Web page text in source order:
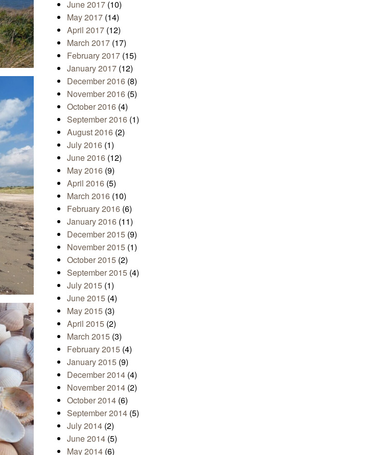
June 2017 (10)
May 2017 (14)
April 2017 (12)
March 2017 (17)
February 2017 (15)
January 2017 (12)
December 2016 (8)
November 2016 (5)
October 2016 (4)
September 2016 (1)
August 2016 (2)
July 2016 (1)
June 2016 (12)
May 2016 (9)
April 2016 (5)
March 2016 (10)
February 2016 (6)
January 2016 (11)
December 2015 (9)
November 2015 (1)
October 2015 (2)
September 2015 (4)
July 2015 (1)
June 2015 (4)
May 2015 (3)
April 2015 (2)
March 2015 (3)
February 2015 (4)
January 2015 (9)
December 2014 (4)
November 2014 (2)
October 2014 (6)
September 2014 (5)
July 2014 (2)
June 2014 (5)
May 2014 (6)